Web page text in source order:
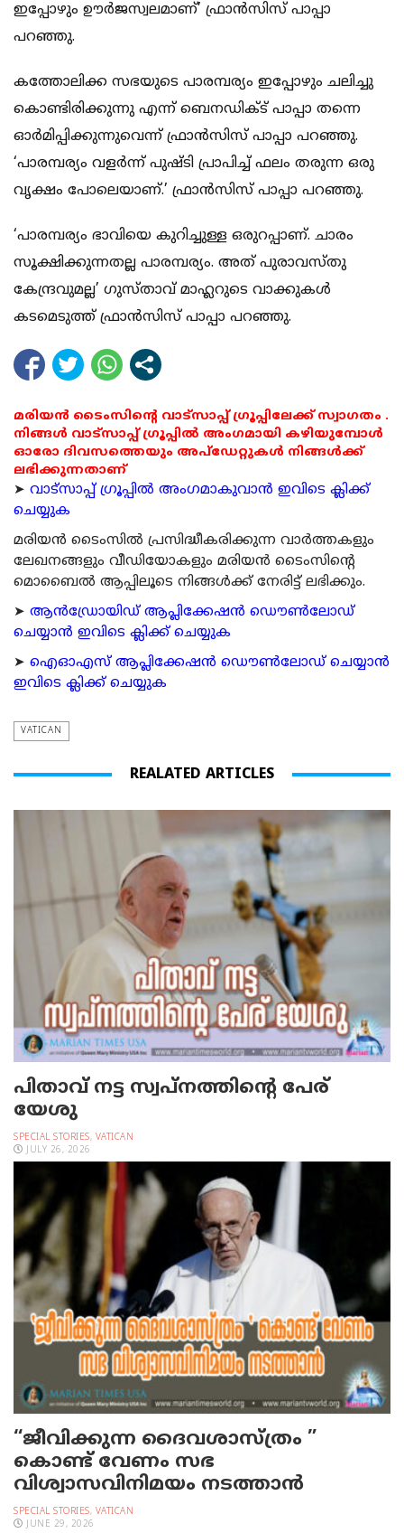
ഇപ്പോഴും ഊര്‍ജസ്വലമാണ്’ ഫ്രാന്‍സിസ് പാപ്പാ
പറഞ്ഞു.
കത്തോലിക്ക സഭയുടെ പാരമ്പര്യം ഇപ്പോഴും ചലിച്ചു
കൊണ്ടിരിക്കുന്നു എന്ന് ബെനഡിക്ട് പാപ്പാ തന്നെ
ഓര്‍മിപ്പിക്കുന്നുവെന്ന് ഫ്രാന്‍സിസ് പാപ്പാ പറഞ്ഞു.
‘പാരമ്പര്യം വളര്‍ന്ന് പുഷ്ടി പ്രാപിച്ച് ഫലം തരുന്ന ഒരു
വൃക്ഷം പോലെയാണ്.’ ഫ്രാന്‍സിസ് പാപ്പാ പറഞ്ഞു.
‘പാരമ്പര്യം ഭാവിയെ കുറിച്ചുള്ള ഒരുറപ്പാണ്. ചാരം
സൂക്ഷിക്കുന്നതല്ല പാരമ്പര്യം. അത് പുരാവസ്തു
കേന്ദ്രവുമല്ല’ ഗുസ്താവ് മാഹ്ലറുടെ വാക്കുകള്‍
കടമെടുത്ത് ഫ്രാന്‍സിസ് പാപ്പാ പറഞ്ഞു.
മരിയൻ ടൈംസിന്റെ വാട്സാപ്പ് ഗ്രൂപ്പിലേക്ക് സ്വാഗതം .
നിങ്ങൾ വാട്സാപ്പ് ഗ്രൂപ്പിൽ അംഗമായി കഴിയുമ്പോൾ
ഓരോ ദിവസത്തെയും അപ്ഡേറ്റുകൾ നിങ്ങൾക്ക്
ലഭിക്കുന്നതാണ്
➤ വാട്സാപ്പ് ഗ്രൂപ്പിൽ അംഗമാകുവാൻ ഇവിടെ ക്ലിക്ക്
ചെയ്യുക
മരിയന്‍ ടൈംസില്‍ പ്രസിദ്ധീകരിക്കുന്ന വാര്‍ത്തകളും
ലേഖനങ്ങളും വീഡിയോകളും മരിയന്‍ ടൈംസിന്റെ
മൊബൈല്‍ ആപ്പിലൂടെ നിങ്ങള്‍ക്ക് നേരിട്ട് ലഭിക്കും.
➤ ആന്‍ഡ്രോയിഡ് ആപ്ലിക്കേഷന്‍ ഡൌണ്‍ലോഡ്
ചെയ്യാന്‍ ഇവിടെ ക്ലിക്ക് ചെയ്യുക
➤ ഐഓഎസ് ആപ്ലിക്കേഷന്‍ ഡൌണ്‍ലോഡ് ചെയ്യാന്‍
ഇവിടെ ക്ലിക്ക് ചെയ്യുക
VATICAN
REALATED ARTICLES
പിതാവ് നട്ട സ്വപ്നത്തിന്റെ പേര്
യേശു
SPECIAL STORIES, VATICAN
JULY 26, 2026
“ജീവിക്കുന്ന ദൈവശാസ്ത്രം ”
കൊണ്ട് വേണം സഭ
വിശ്വാസവിനിമയം നടത്താൻ
SPECIAL STORIES, VATICAN
JUNE 29, 2026